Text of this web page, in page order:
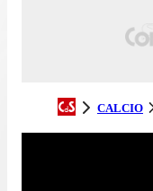
CALCIO